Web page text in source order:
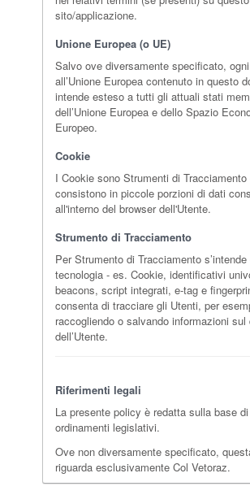
sito/applicazione.
Unione Europea (o UE)
Salvo ove diversamente specificato,
all’Unione Europea contenuto in questo
intende esteso a tutti gli attuali stati
dell’Unione Europea e dello Spazio
Europeo.
Cookie
I Cookie sono Strumenti di Tracciamento
consistono in piccole porzioni di dati
all'interno del browser dell'Utente.
Strumento di Tracciamento
Per Strumento di Tracciamento
tecnologia - es. Cookie, identificativi
beacons, script integrati, e-tag e
consenta di tracciare gli Utenti, per
raccogliendo o salvando informazioni
dell’Utente.
Riferimenti legali
La presente policy è redatta sulla base
ordinamenti legislativi.
Ove non diversamente specificato,
riguarda esclusivamente Col Vetoraz.